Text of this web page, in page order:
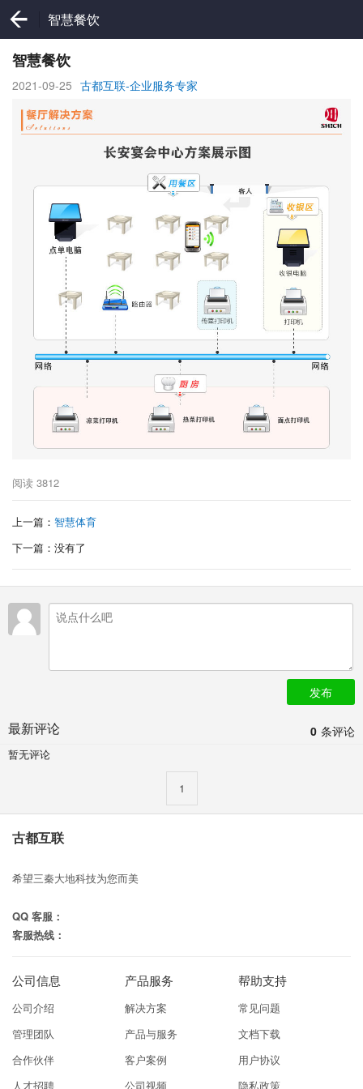
智慧餐饮
智慧餐饮
2021-09-25 古都互联-企业服务专家
阅读 3812
上一篇： 智慧体育
下一篇：没有了
发布
0 条评论
最新评论
暂无评论
1
古都互联
希望三秦大地科技为您而美
QQ 客服：
客服热线：
公司信息
公司介绍
管理团队
合作伙伴
人才招聘
产品服务
解决方案
产品与服务
客户案例
公司视频
帮助支持
常见问题
文档下载
用户协议
隐私政策